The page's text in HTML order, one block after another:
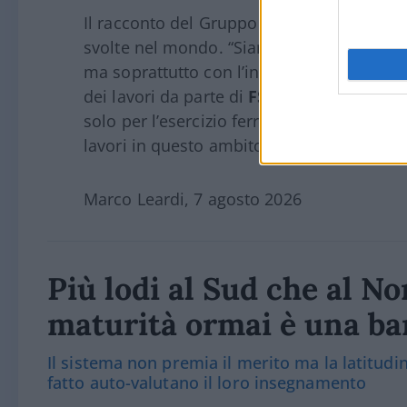
Il racconto del Gruppo Fs, ha aggiunto
svolte nel mondo. “Siamo molto
ma soprattutto con l’ingegneria: la
dei lavori da parte di FS Engeneering.
solo per l’esercizio ferroviario ma anche
lavori in questo ambito”.
Marco Leardi, 7 agosto 2026
Più lodi al Sud che al
maturità ormai è una
Il sistema non premia il merito ma la
fatto auto-valutano il loro insegnamento